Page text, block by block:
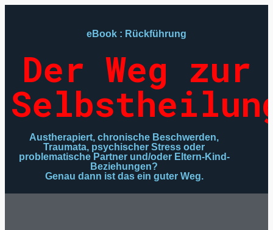
eBook : Rückführung
Der Weg zur
Austherapiert, chronische Beschwerden,
Traumata, psychischer Stress oder
problematische Partner und/oder Eltern-Kind-
Beziehungen?
Genau dann ist das ein guter Weg.